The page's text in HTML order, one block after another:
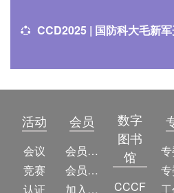
CCD2025 | 国防科大毛新军
活动
会议
竞赛
认证
会员
会员简介
会员权益
加入CCF
数字
图书
馆
CCCF